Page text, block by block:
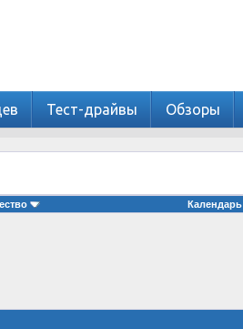
Тест-драйвы Обзоры
Календарь